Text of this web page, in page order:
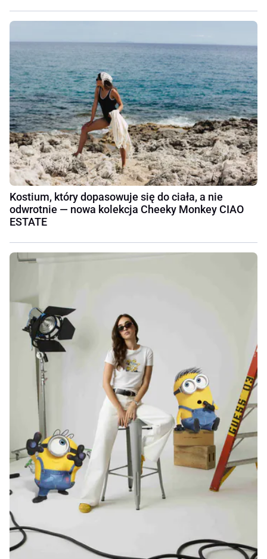
Kostium, który dopasowuje się do ciała, a nie
odwrotnie — nowa kolekcja Cheeky Monkey CIAO
ESTATE